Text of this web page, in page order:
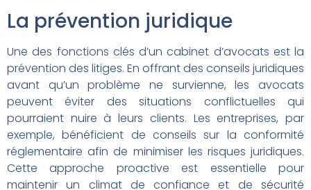
La prévention juridique
Une des fonctions clés d’un cabinet d’avocats est la
prévention des litiges. En offrant des conseils juridiques
avant qu’un problème ne survienne, les avocats
peuvent éviter des situations conflictuelles qui
pourraient nuire à leurs clients. Les entreprises, par
exemple, bénéficient de conseils sur la conformité
réglementaire afin de minimiser les risques juridiques.
Cette approche proactive est essentielle pour
maintenir un climat de confiance et de sécurité